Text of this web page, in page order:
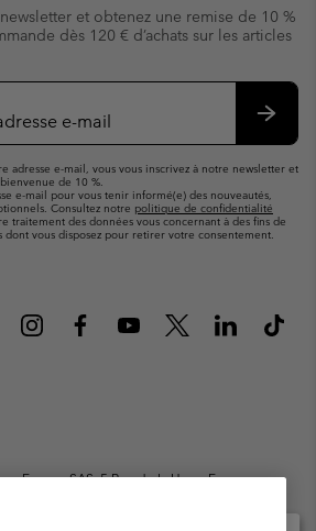
et obtenez une remise de 10 %
dès 120 € d’achats sur les articles
adresse e-mail, vous vous inscrivez à notre newsletter et
de 10 %.
e-mail pour vous tenir informé(e) des nouveautés,
Consultez notre politique de confidentialité
traitement des données vous concernant à des fins de
dont vous disposez pour retirer votre consentement.
Europe SAS. 5 Rue de la Haye, Espace